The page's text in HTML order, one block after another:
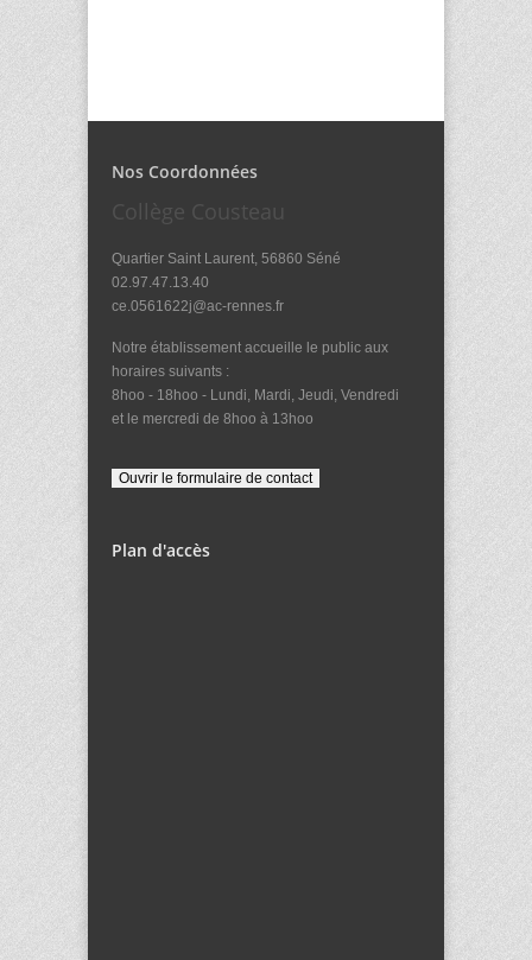
Nos Coordonnées
Collège Cousteau
Quartier Saint Laurent, 56860 Séné
02.97.47.13.40
ce.0561622j@ac-rennes.fr
Notre établissement accueille le public aux
horaires suivants :
8hoo - 18hoo - Lundi, Mardi, Jeudi, Vendredi
et le mercredi de 8hoo à 13hoo
Plan d'accès